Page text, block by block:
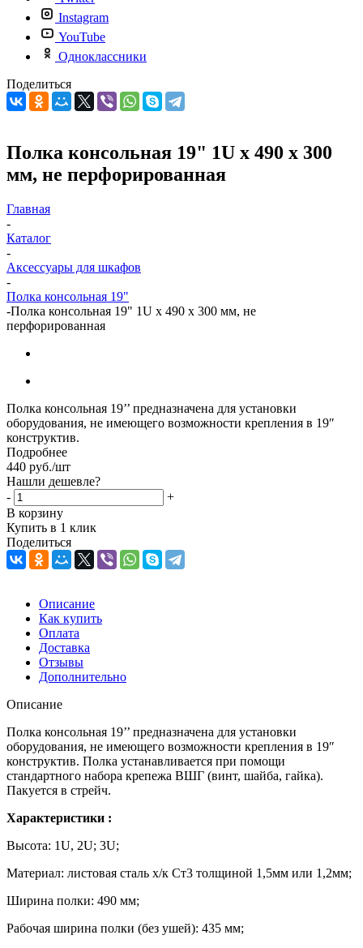
Instagram
YouTube
Одноклассники
Поделиться
Полка консольная 19" 1U x 490 x 300
мм, не перфорированная
Главная
-
Каталог
-
Аксессуары для шкафов
-
Полка консольная 19"
-Полка консольная 19" 1U x 490 x 300 мм, не
перфорированная
Полка консольная 19’’ предназначена для установки
оборудования, не имеющего возможности крепления в 19″
конструктив.
Подробнее
440 руб./шт
Нашли дешевле?
-
+
В корзину
Купить в 1 клик
Поделиться
Описание
Как купить
Оплата
Доставка
Отзывы
Дополнительно
Описание
Полка консольная 19’’ предназначена для установки
оборудования, не имеющего возможности крепления в 19″
конструктив. Полка устанавливается при помощи
стандартного набора крепежа ВШГ (винт, шайба, гайка).
Пакуется в стрейч.
Характеристики :
Высота: 1U, 2U; 3U;
Материал: листовая сталь х/к Cт3 толщиной 1,5мм или 1,2мм;
Ширина полки: 490 мм;
Рабочая ширина полки (без ушей): 435 мм;